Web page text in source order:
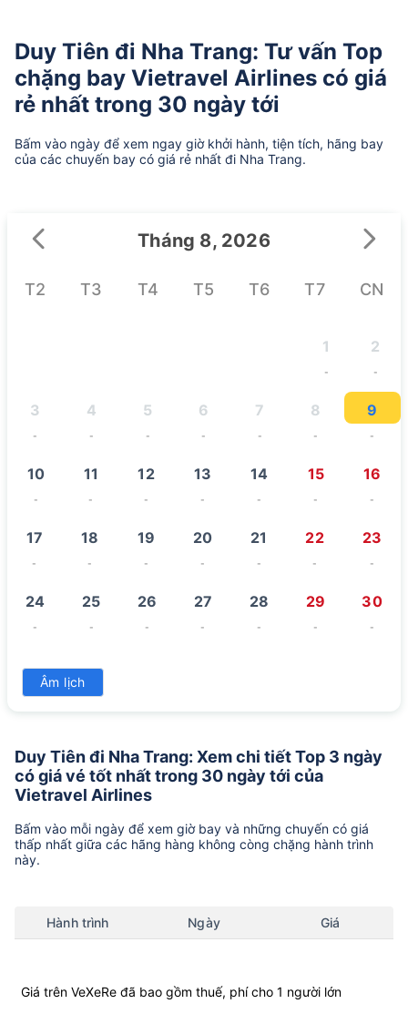
Duy Tiên đi Nha Trang: Tư vấn Top
chặng bay Vietravel Airlines có giá
rẻ nhất trong 30 ngày tới
Bấm vào ngày để xem ngay giờ khởi hành, tiện tích, hãng bay
của các chuyến bay có giá rẻ nhất đi Nha Trang.
Tháng 8, 2026
T2 T3 T4 T5 T6 T7 CN
1
-
2
-
3
-
4
-
5
-
6
-
7
-
8
-
9
-
10
-
11
-
12
-
13
-
14
-
15
-
16
-
17
-
18
-
19
-
20
-
21
-
22
-
23
-
24
-
25
-
26
-
27
-
28
-
29
-
30
-
31
Âm lịch
Duy Tiên đi Nha Trang: Xem chi tiết Top 3 ngày
có giá vé tốt nhất trong 30 ngày tới của
Vietravel Airlines
Bấm vào mỗi ngày để xem giờ bay và những chuyến có giá
thấp nhất giữa các hãng hàng không còng chặng hành trình
này.
Hành trình Ngày Giá
Giá trên VeXeRe đã bao gồm thuế, phí cho 1 người lớn